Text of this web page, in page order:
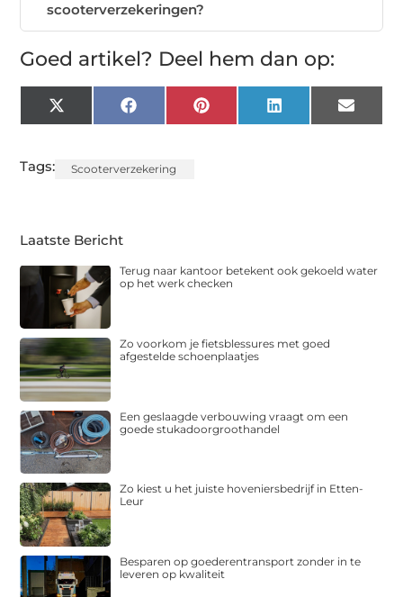
scooterverzekeringen?
Goed artikel? Deel hem dan op:
X
(Twitter)
FacebookPinterest LinkedIn Email
Tags: Scooterverzekering
Laatste Bericht
Terug naar kantoor betekent ook gekoeld water
op het werk checken
Zo voorkom je fietsblessures met goed
afgestelde schoenplaatjes
Een geslaagde verbouwing vraagt om een
goede stukadoorgroothandel
Zo kiest u het juiste hoveniersbedrijf in Etten-
Leur
Besparen op goederentransport zonder in te
leveren op kwaliteit